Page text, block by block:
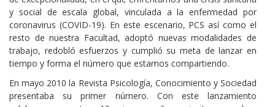
y social de escala global, vinculada a la enfermedad por
coronavirus (COVID-19). En este escenario, PCS así como el
resto de nuestra Facultad, adoptó nuevas modalidades de
trabajo, redobló esfuerzos y cumplió su meta de lanzar en
tiempo y forma el número que estamos compartiendo.
En mayo 2010 la Revista Psicología, Conocimiento y Sociedad
presentaba su primer número. Con este lanzamiento